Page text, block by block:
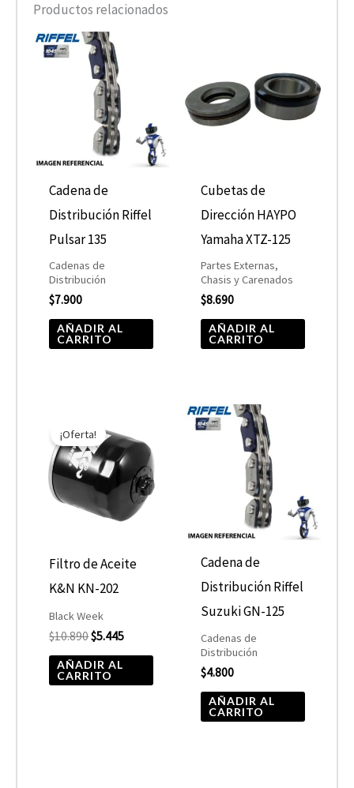
Productos relacionados
Cadena de
Distribución Riffel
Pulsar 135
Cadenas de
Distribución
$7.900
AÑADIR AL
CARRITO
Cubetas de
Dirección HAYPO
Yamaha XTZ-125
Partes Externas,
Chasis y Carenados
$8.690
AÑADIR AL
CARRITO
¡Oferta!
Filtro de Aceite
K&N KN-202
Black Week
$10.890
original
era:
$10.890.
$5.445
actual
es:
$5.445.
AÑADIR AL
CARRITO
Cadena de
Distribución Riffel
Suzuki GN-125
Cadenas de
Distribución
$4.800
AÑADIR AL
CARRITO